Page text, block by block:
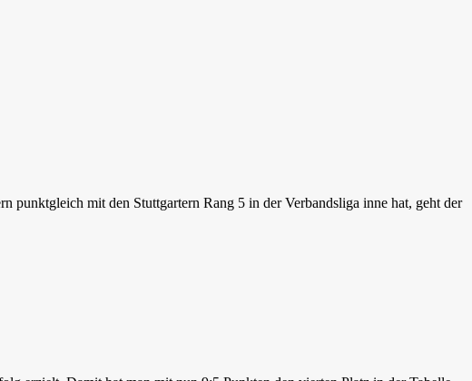
punktgleich mit den Stuttgartern Rang 5 in der Verbandsliga inne hat, geht der